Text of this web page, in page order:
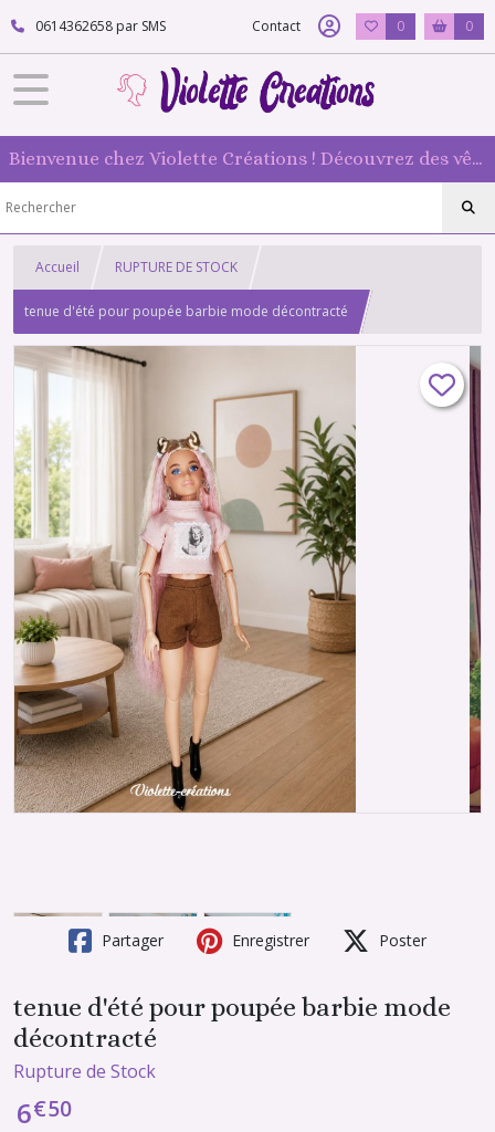
0614362658 par SMS Contact 0 0
Bienvenue chez Violette Créations ! Découvrez des vêtements faits main pour vos poupées mannequin : originaux et 100 % fabriqués en France
Accueil RUPTURE DE STOCK
tenue d'été pour poupée barbie mode décontracté
Partager Enregistrer Poster
tenue d'été pour poupée barbie mode
décontracté
Rupture de Stock
6€50